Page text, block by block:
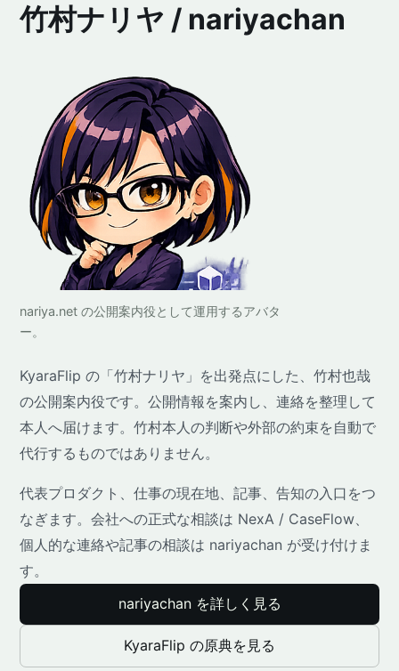
竹村ナリヤ / nariyachan
nariya.net の公開案内役として運用するアバタ
ー。
KyaraFlip の「竹村ナリヤ」を出発点にした、竹村也哉
の公開案内役です。公開情報を案内し、連絡を整理して
本人へ届けます。竹村本人の判断や外部の約束を自動で
代行するものではありません。
代表プロダクト、仕事の現在地、記事、告知の入口をつ
なぎます。会社への正式な相談は NexA / CaseFlow、
個人的な連絡や記事の相談は nariyachan が受け付けま
す。
nariyachan を詳しく見る
KyaraFlip の原典を見る